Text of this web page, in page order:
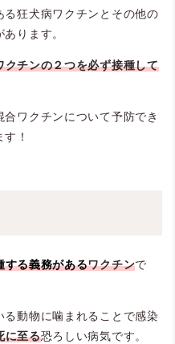
狂犬病ワクチンとその他の
ります。
クチンの２つを必ず接種して
ワクチンについて予防でき
！
する義務があるワクチンで
動物に噛まれることで感染
に至る恐ろしい病気です。